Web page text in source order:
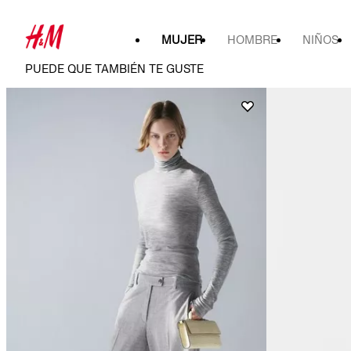
MUJER HOMBRE NIÑOS
PUEDE QUE TAMBIÉN TE GUSTE